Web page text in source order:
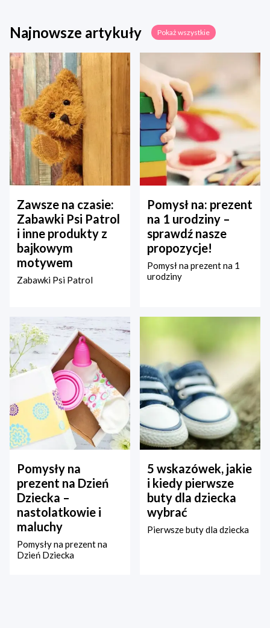
Najnowsze artykuły Pokaż wszystkie
Zawsze na czasie:
Zabawki Psi Patrol
i inne produkty z
bajkowym
motywem
Zabawki Psi Patrol
Pomysł na: prezent
na 1 urodziny –
sprawdź nasze
propozycje!
Pomysł na prezent na 1
urodziny
Pomysły na
prezent na Dzień
Dziecka –
nastolatkowie i
maluchy
Pomysły na prezent na
Dzień Dziecka
5 wskazówek, jakie
i kiedy pierwsze
buty dla dziecka
wybrać
Pierwsze buty dla dziecka